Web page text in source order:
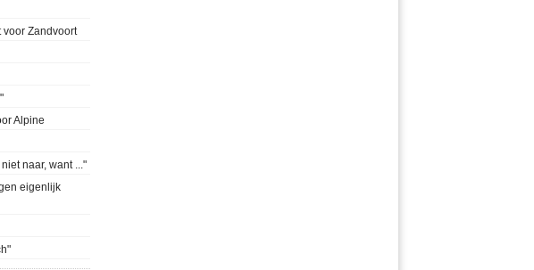
voor Zandvoort
Alpine
naar, want ..."
eigenlijk